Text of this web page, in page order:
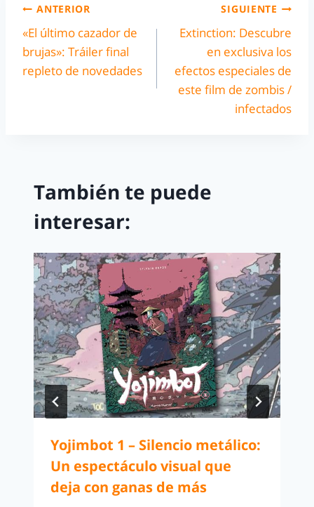
ANTERIOR
«El último cazador de
brujas»: Tráiler final
repleto de novedades
SIGUIENTE
Extinction: Descubre
en exclusiva los
efectos especiales de
este film de zombis /
infectados
También te puede
interesar:
Yojimbot 1 – Silencio metálico:
Un espectáculo visual que
deja con ganas de más